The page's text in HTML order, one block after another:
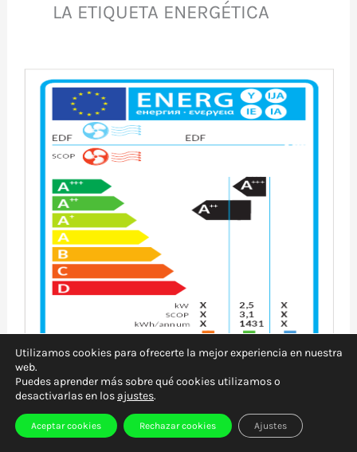
LA ETIQUETA ENERGÉTICA
Utilizamos cookies para ofrecerte la mejor experiencia en nuestra
web.
Puedes aprender más sobre qué cookies utilizamos o
desactivarlas en los ajustes.
Aceptar cookies Rechazar cookies Ajustes